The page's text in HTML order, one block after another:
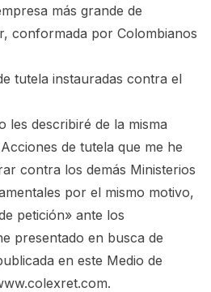
más grande de
conformada por Colombianos
tutela instauradas contra el
les describiré de la misma
de tutela que me he
contra los demás Ministerios
por el mismo motivo,
petición» ante los
presentado en busca de
en este Medio de